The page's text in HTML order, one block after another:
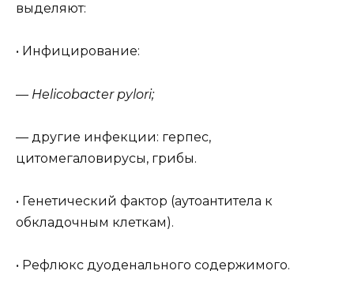
выделяют:
• Инфицирование:
— Helicobacter pylori;
— другие инфекции: герпес,
цитомегаловирусы, грибы.
• Генетический фактор (аутоантитела к
обкладочным клеткам).
• Рефлюкс дуоденального содержимого.